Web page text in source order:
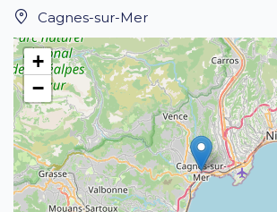
Cagnes-sur-Mer
+
−